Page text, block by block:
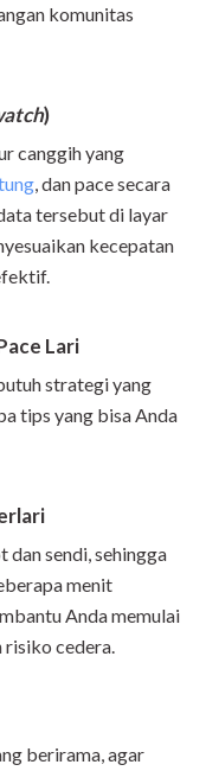
komunitas
)
canggih yang
, dan pace secara
tersebut di layar
kecepatan
Lari
strategi yang
tips yang bisa Anda
sendi, sehingga
menit
Anda memulai
risiko cedera.
berirama, agar